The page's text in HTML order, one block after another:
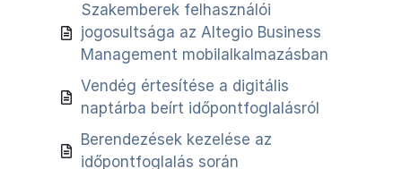
Szakemberek felhasználói
jogosultsága az Altegio Business
Management mobilalkalmazásban
Vendég értesítése a digitális
naptárba beírt időpontfoglalásról
Berendezések kezelése az
időpontfoglalás során